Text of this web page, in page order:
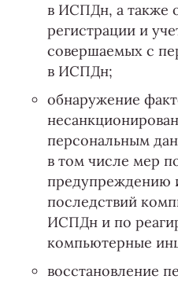
в ИСПДн, а также
регистрации и
совершаемых с
в ИСПДн;
обнаружение
персональным
в том числе мер
предупреждению
последствий
ИСПДн и по
компьютерные
восстановление